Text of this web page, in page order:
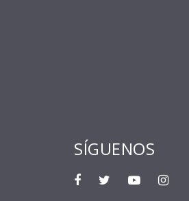
SÍGUENOS